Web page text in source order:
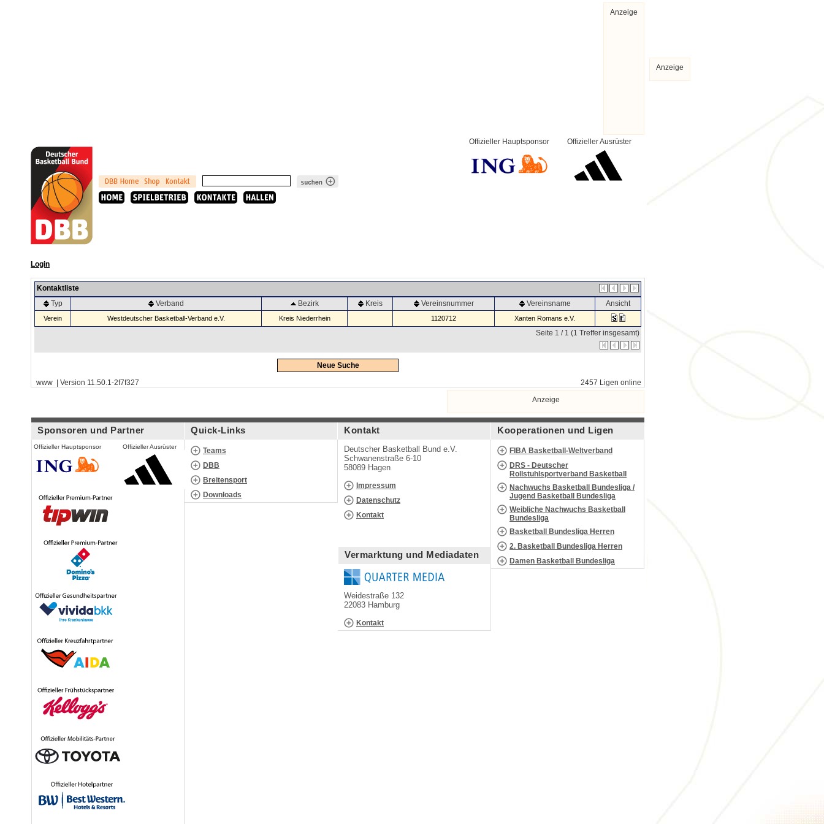
Anzeige
Offizieller Ausrüster
Offizieller Hauptsponsor
Login
Kontaktliste
Typ
Verband Bezirk Kreis Vereinsnummer Vereinsname Ansicht
Verein Westdeutscher Basketball-Verband e.V. Kreis Niederrhein 1120712 Xanten Romans e.V.
Seite 1 / 1 (1 Treffer insgesamt)
Neue Suche
www | Version 11.50.1-2f7f327
2457 Ligen online
Anzeige
Sponsoren und Partner
Offizieller Hauptsponsor Offizieller Ausrüster
Quick-Links
Teams
DBB
Breitensport
Downloads
Kontakt
Deutscher Basketball Bund e.V.
Schwanenstraße 6-10
58089 Hagen
Impressum
Datenschutz
Kontakt
Vermarktung und Mediadaten
Weidestraße 132
22083 Hamburg
Kontakt
Kooperationen und Ligen
FIBA Basketball-Weltverband
DRS - Deutscher
Rollstuhlsportverband Basketball
Nachwuchs Basketball Bundesliga /
Jugend Basketball Bundesliga
Weibliche Nachwuchs Basketball
Bundesliga
Basketball Bundesliga Herren
2. Basketball Bundesliga Herren
Damen Basketball Bundesliga
Anzeige